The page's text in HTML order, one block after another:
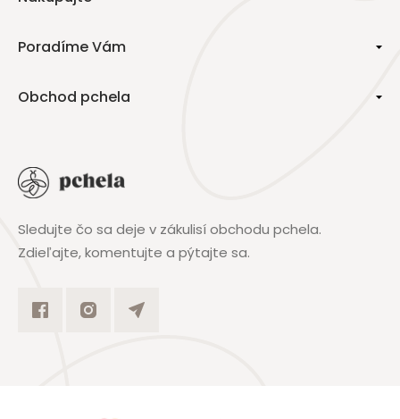
Sledujte čo sa deje v zákulisí obchodu pchela.
Zdieľajte, komentujte a pýtajte sa.
Poradíme Vám
Obchod pchela